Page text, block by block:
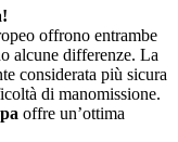
offrono entrambe
alcune differenze. La
considerata più sicura
di manomissione.
offre un’ottima